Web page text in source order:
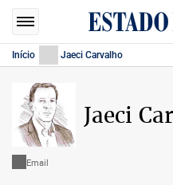
Início Jaeci Carvalho
Jaeci
Email